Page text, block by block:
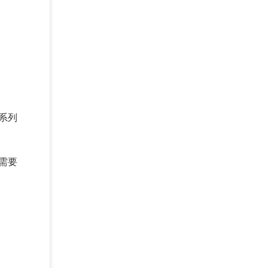
列
要